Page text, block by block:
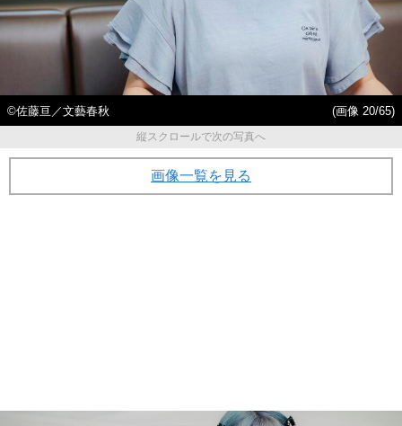
©佐藤亘／文藝春秋
(画像 20/65)
縦スクロールで次の写真へ
画像一覧を見る